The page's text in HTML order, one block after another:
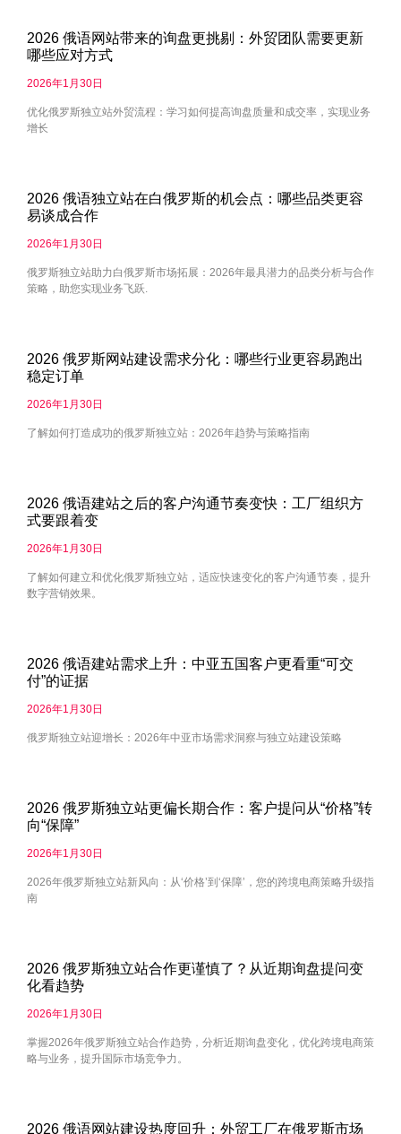
2026 俄语网站带来的询盘更挑剔：外贸团队需要更新
哪些应对方式
2026年1月30日
优化俄罗斯独立站外贸流程：学习如何提高询盘质量和成交率，实现业务
增长
2026 俄语独立站在白俄罗斯的机会点：哪些品类更容
易谈成合作
2026年1月30日
俄罗斯独立站助力白俄罗斯市场拓展：2026年最具潜力的品类分析与合作
策略，助您实现业务飞跃.
2026 俄罗斯网站建设需求分化：哪些行业更容易跑出
稳定订单
2026年1月30日
了解如何打造成功的俄罗斯独立站：2026年趋势与策略指南
2026 俄语建站之后的客户沟通节奏变快：工厂组织方
式要跟着变
2026年1月30日
了解如何建立和优化俄罗斯独立站，适应快速变化的客户沟通节奏，提升
数字营销效果。
2026 俄语建站需求上升：中亚五国客户更看重“可交
付”的证据
2026年1月30日
俄罗斯独立站迎增长：2026年中亚市场需求洞察与独立站建设策略
2026 俄罗斯独立站更偏长期合作：客户提问从“价格”转
向“保障”
2026年1月30日
2026年俄罗斯独立站新风向：从‘价格’到‘保障’，您的跨境电商策略升级指
南
2026 俄罗斯独立站合作更谨慎了？从近期询盘提问变
化看趋势
2026年1月30日
掌握2026年俄罗斯独立站合作趋势，分析近期询盘变化，优化跨境电商策
略与业务，提升国际市场竞争力。
2026 俄语网站建设热度回升：外贸工厂在俄罗斯市场